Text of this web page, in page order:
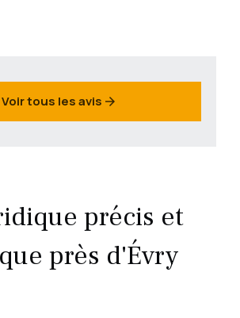
Voir tous les avis arrow_forward
précis et
près d'Évry